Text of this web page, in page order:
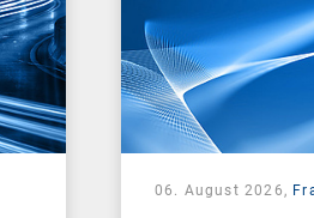
06. August 2026,